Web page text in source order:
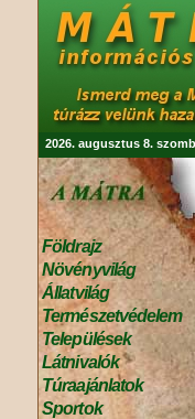
2026. augusztus 8.
Földrajz
Növényvilág
Állatvilág
Természetvédelem
Települések
Látnivalók
Túraajánlatok
Sportok